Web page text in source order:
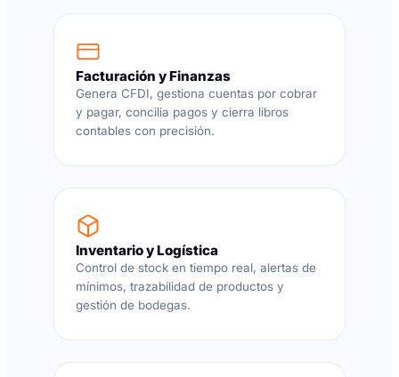
Facturación y Finanzas
Genera CFDI, gestiona cuentas por cobrar
y pagar, concilia pagos y cierra libros
contables con precisión.
Inventario y Logística
Control de stock en tiempo real, alertas de
mínimos, trazabilidad de productos y
gestión de bodegas.